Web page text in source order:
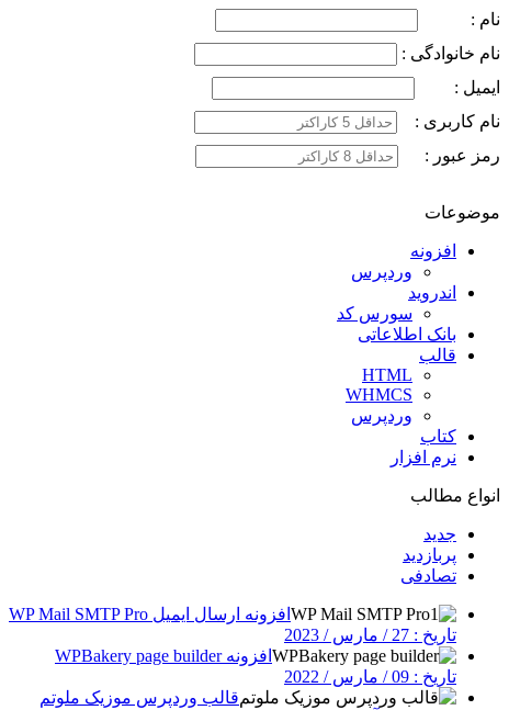
نام :
نام خانوادگی :
ایمیل :
نام کاربری :
رمز عبور :
موضوعات
افزونه
وردپرس
اندروید
سورس کد
بانک اطلاعاتی
قالب
HTML
WHMCS
وردپرس
کتاب
نرم افزار
انواع مطالب
جدید
پربازدید
تصادفی
افزونه ارسال ایمیل WP Mail SMTP Pro
تاریخ : 27 / مارس / 2023
افزونه WPBakery page builder
تاریخ : 09 / مارس / 2022
قالب وردپرس موزیک ملوتم